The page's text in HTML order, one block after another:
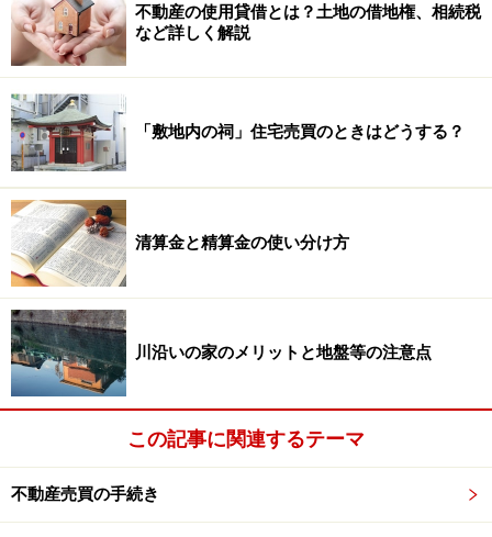
不動産の使用貸借とは？土地の借地権、相続税
など詳しく解説
「敷地内の祠」住宅売買のときはどうする？
清算金と精算金の使い分け方
川沿いの家のメリットと地盤等の注意点
この記事に関連するテーマ
不動産売買の手続き